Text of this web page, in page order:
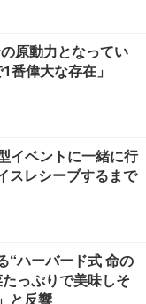
原動力となってい
番偉大な存在」
イベントに一緒に行
スレシーブするまで
“ハーバード式 命の
っぷりで美味しそ
と反響